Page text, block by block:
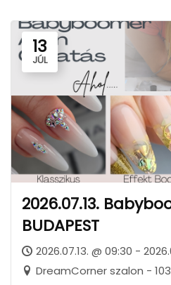
13
JÚL
2026.07.13.
BUDAPEST
2026.07.13. @ 09:30 -
DreamCorner szalon -